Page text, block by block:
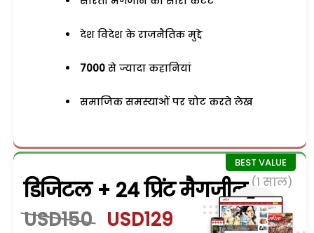
देश विदेश के राजनैतिक मुद्दे
7000 से ज्यादा कहानियां
समाजिक समस्याओं पर चोट करते लेख
डिजिटल + 24 प्रिंट मैगजीन (1 साल)
USD150 USD129